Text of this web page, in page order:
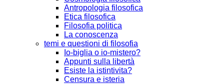
Antropologia filosofica
Etica filosofica
Filosofia politica
La conoscenza
temi e questioni di filosofia
Io-biglia o io-mistero?
Appunti sulla libertà
Esiste la istintivita?
Censura e isteria